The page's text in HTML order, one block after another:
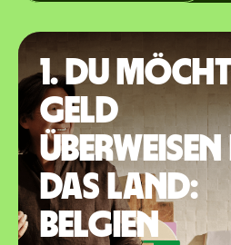
1. Du
Geld
überweisen
das Land:
Belgien